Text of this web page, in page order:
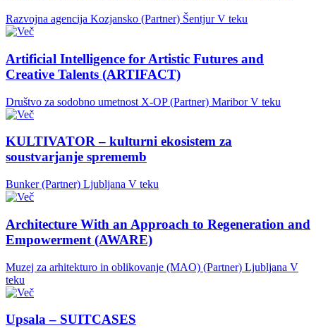
Razvojna agencija Kozjansko (Partner) Šentjur V teku
Artificial Intelligence for Artistic Futures and
Creative Talents (ARTIFACT)
Društvo za sodobno umetnost X-OP (Partner) Maribor V teku
KULTIVATOR – kulturni ekosistem za
soustvarjanje sprememb
Bunker (Partner) Ljubljana V teku
Architecture With an Approach to Regeneration and
Empowerment (AWARE)
Muzej za arhitekturo in oblikovanje (MAO) (Partner) Ljubljana V
teku
Upsala – SUITCASES